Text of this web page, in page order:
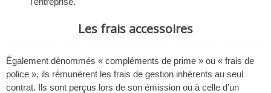
Les frais accessoires
Également dénommés « compléments de prime » ou « frais de
police », ils rémunèrent les frais de gestion inhérents au seul
contrat. Ils sont perçus lors de son émission ou à celle d’un